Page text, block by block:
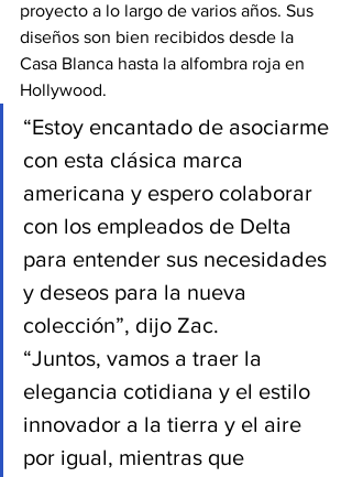
proyecto a lo largo de varios años. Sus
diseños son bien recibidos desde la
Casa Blanca hasta la alfombra roja en
Hollywood.
“Estoy encantado de asociarme
con esta clásica marca
americana y espero colaborar
con los empleados de Delta
para entender sus necesidades
y deseos para la nueva
colección”, dijo Zac.
“Juntos, vamos a traer la
elegancia cotidiana y el estilo
innovador a la tierra y el aire
por igual, mientras que